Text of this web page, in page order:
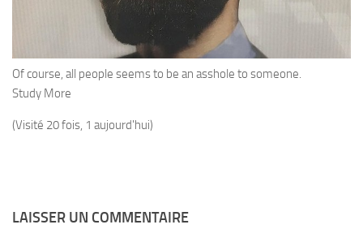
Of course, all people seems to be an asshole to someone.
Study More
(Visité 20 fois, 1 aujourd'hui)
LAISSER UN COMMENTAIRE